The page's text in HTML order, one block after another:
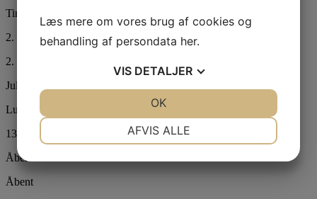
Tirsdag-søndag
2. påskedag
2. pinsedag
Jul & nytår
Lukket
13:00-17:00
Åbent
Åbent
Læs mere om vores brug af cookies og
behandling af persondata her.
VIS DETALJER
AFVIS ALLE
OK